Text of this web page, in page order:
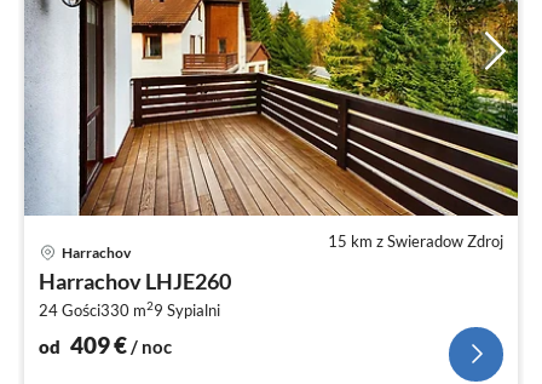
15 km z Swieradow Zdroj
Harrachov
Harrachov LHJE260
24 Gości330 m29 Sypialni
od 409€/ noc